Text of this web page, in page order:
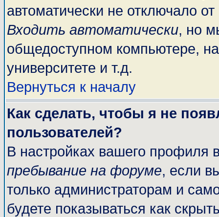
автоматически не отключало
Входить автоматически, но
общедоступном компьютере,
университете и т.д.
Вернуться к началу
Как сделать, чтобы я не
пользователей?
В настройках вашего профиля
пребывание на форуме, если
только администраторам и
будете показываться как